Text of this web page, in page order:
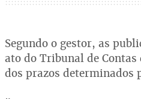
Segundo o gestor, as
ato do Tribunal de
dos prazos determinados